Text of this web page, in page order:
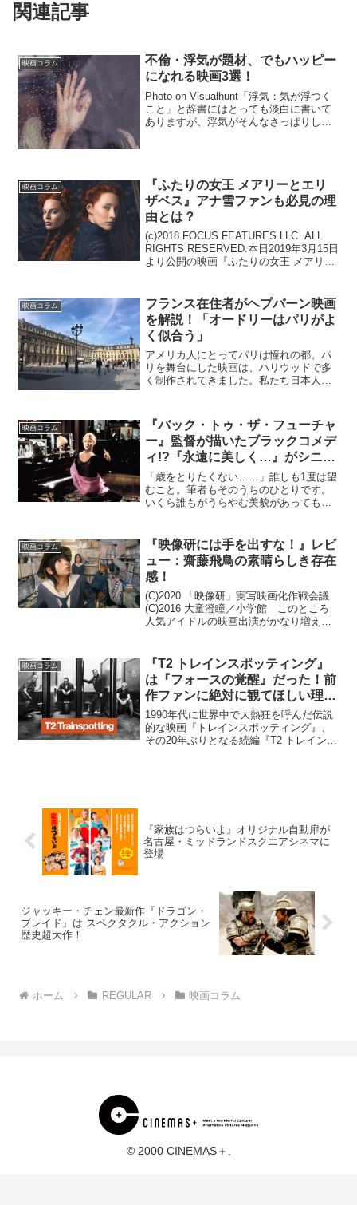
関連記事
映画コラム
不倫・浮気が題材、でもハッピー
になれる映画3選！
Photo on Visualhunt「浮気：気が浮つく
こと」と辞書にはとっても淡白に書いて
ありますが、浮気がそんなさっぱりして
映画コラム
『ふたりの女王 メアリーとエリ
ザベス』アナ雪ファンも必見の理
由とは？
(c)2018 FOCUS FEATURES LLC. ALL
RIGHTS RESERVED.本日2019年3月15日
より公開の映画『ふたりの女王 メアリー
印象もあ...
映画コラム
フランス在住者がヘプバーン映画
を解説！「オードリーはパリがよ
く似合う」
アメリカ人にとってパリは憧れの都。パ
リを舞台にした映画は、ハリウッドで多
く制作されてきました。私たち日本人が
映画のパリという人が多いのではないで
しょうか。そして、パリが...
映画コラム
『バック・トゥ・ザ・フューチャ
ー』監督が描いたブラックコメデ
ィ!?『永遠に美しく…』がシニカ
ルで面白い
「歳をとりたくない……」誰しも1度は望
むこと。筆者もそのうちのひとりです。
いくら誰もがうらやむ美貌があっても歳
の女性が“永遠の美しさ”を手に入れる映画
作品をご存知でしょ...
映画コラム
『映像研には手を出すな！』レビ
ュー：齋藤飛鳥の素晴らしき存在
感！
(C)2020 「映像研」実写映画化作戦会議
(C)2016 大童澄瞳／小学館 このところ
人気アイドルの映画出演がかなり増えて
としても、何やら懐かしさとともに日本
の映画...
映画コラム
『T2 トレインスポッティング』
は『フォースの覚醒』だった！前
作ファンに絶対に観てほしい理由
はこれだ！
1990年代に世界中で大熱狂を呼んだ伝説
的な映画『トレインスポッティング』、
その20年ぶりとなる続編『T2 トレインス
『家族はつらいよ』オリジナル自動扉が
名古屋・ミッドランドスクエアシネマに
登場
ジャッキー・チェン最新作『ドラゴン・
ブレイド』は スペクタクル・アクション
歴史超大作！
ホーム REGULAR 映画コラム
© 2000 CINEMAS＋.